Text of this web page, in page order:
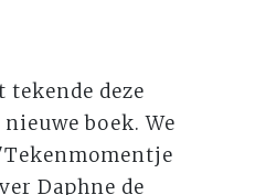
tekende deze
boek. We
Daphne de